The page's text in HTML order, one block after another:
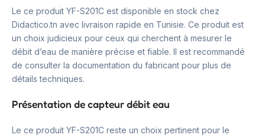
Le ce produit YF-S201C est disponible en stock chez
Didactico.tn avec livraison rapide en Tunisie. Ce produit est
un choix judicieux pour ceux qui cherchent à mesurer le
débit d’eau de manière précise et fiable. Il est recommandé
de consulter la documentation du fabricant pour plus de
détails techniques.
Présentation de capteur débit eau
Le ce produit YF-S201C reste un choix pertinent pour le